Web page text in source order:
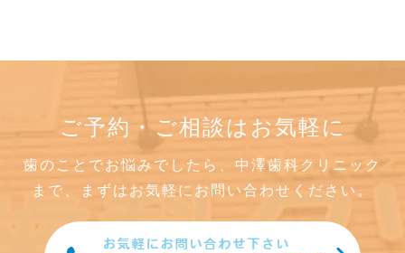
ご予約・ご相談はお気軽に
歯のことでお悩みでしたら、中澤歯科クリニック
まで、まずはお気軽にお問い合わせください。